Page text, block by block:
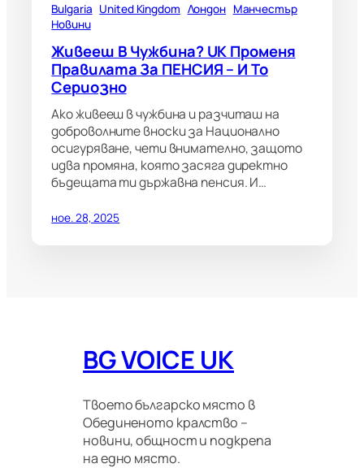
Bulgaria United Kingdom Лондон Манчестър
Новини
Живееш В Чужбина? UK Променя
Правилата За ПЕНСИЯ – И То
Сериозно
Ако живееш в чужбина и разчиташ на
доброволните вноски за Национално
осигуряване, чети внимателно, защото
идва промяна, която засяга директно
бъдещата ти държавна пенсия. И…
ное. 28, 2025
BG VOICE UK
Твоето българско място в
Обединеното кралство –
новини, общност и подкрепа
на едно място.